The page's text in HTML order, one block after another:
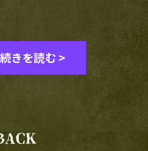
きを読む >